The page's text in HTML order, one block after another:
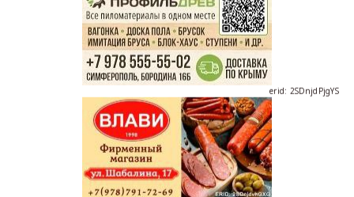
erid: 2SDnjdPjgYS
erid: 2SDnjdvhGXG